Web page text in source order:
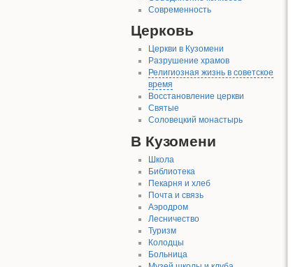
Современность
Церковь
Церкви в Кузомени
Разрушение храмов
Религиозная жизнь в советское
время
Восстановление церкви
Святые
Соловецкий монастырь
В Кузомени
Школа
Библиотека
Пекарня и хлеб
Почта и связь
Аэродром
Лесничество
Туризм
Колодцы
Больница